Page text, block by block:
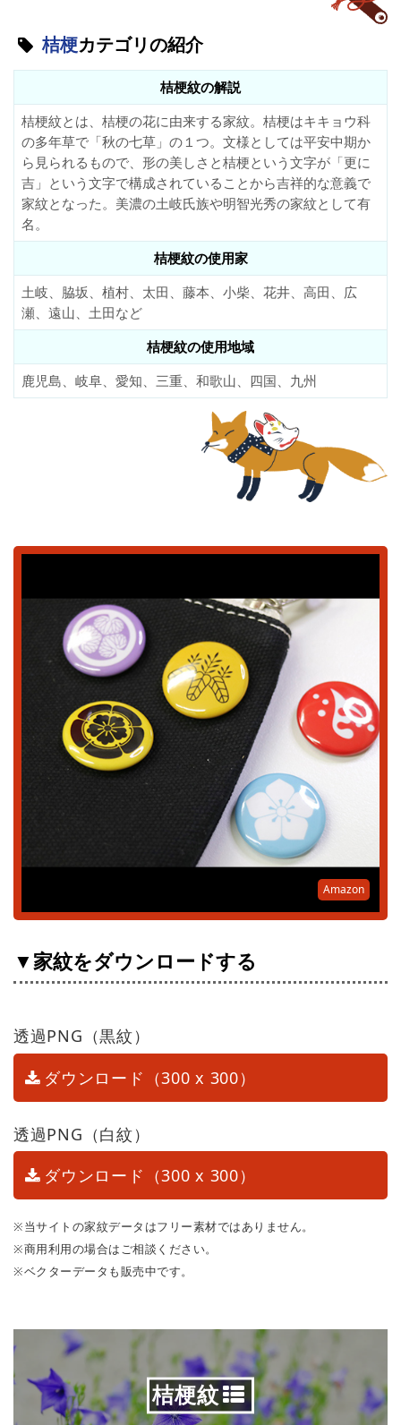
桔梗カテゴリの紹介
桔梗紋の解説
桔梗紋とは、桔梗の花に由来する家紋。桔梗はキキョウ科
の多年草で「秋の七草」の１つ。文様としては平安中期か
ら見られるもので、形の美しさと桔梗という文字が「更に
吉」という文字で構成されていることから吉祥的な意義で
家紋となった。美濃の土岐氏族や明智光秀の家紋として有
名。
桔梗紋の使用家
土岐、脇坂、植村、太田、藤本、小柴、花井、高田、広
瀬、遠山、土田など
桔梗紋の使用地域
鹿児島、岐阜、愛知、三重、和歌山、四国、九州
Amazon
▼家紋をダウンロードする
透過PNG（黒紋）
ダウンロード（300 x 300）
透過PNG（白紋）
ダウンロード（300 x 300）
※当サイトの家紋データはフリー素材ではありません。
※商用利用の場合はご相談ください。
※ベクターデータも販売中です。
桔梗紋